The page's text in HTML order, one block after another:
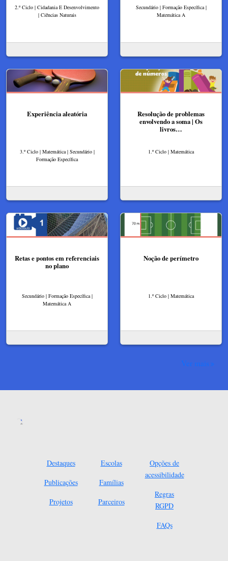
2.º Ciclo | Cidadania E Desenvolvimento
| Ciências Naturais
Secundário | Formação Específica |
Matemática A
Experiência aleatória
3.º Ciclo | Matemática | Secundário |
Formação Específica
Resolução de problemas
envolvendo a soma | Os
livros…
1.º Ciclo | Matemática
Retas e pontos em referenciais
no plano
Secundário | Formação Específica |
Matemática A
Noção de perímetro
1.º Ciclo | Matemática
Ver mais
Destaques
Publicações
Projetos
Escolas
Famílias
Parceiros
Opções de
acessibilidade
Regras
RGPD
FAQs